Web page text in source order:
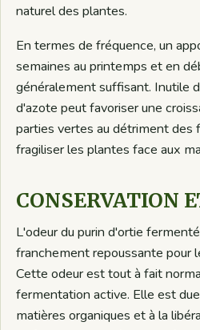
naturel des plantes.
En termes de fréquence, un
semaines au printemps et en
généralement suffisant. Inutile
d'azote peut favoriser une
parties vertes au détriment des
fragiliser les plantes face aux
CONSERVATION
L'odeur du purin d'ortie
franchement repoussante pour
Cette odeur est tout à fait
fermentation active. Elle est
matières organiques et à la